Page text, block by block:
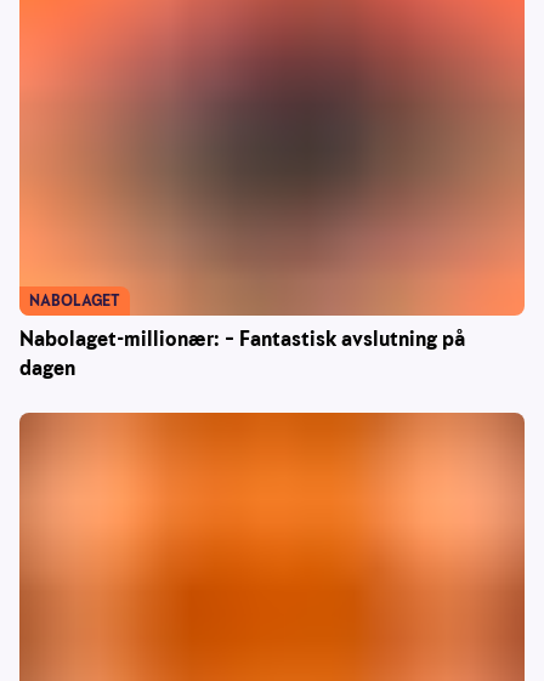
Nabolaget-millionær: – Fantastisk avslutning på
dagen
NABOLAGET